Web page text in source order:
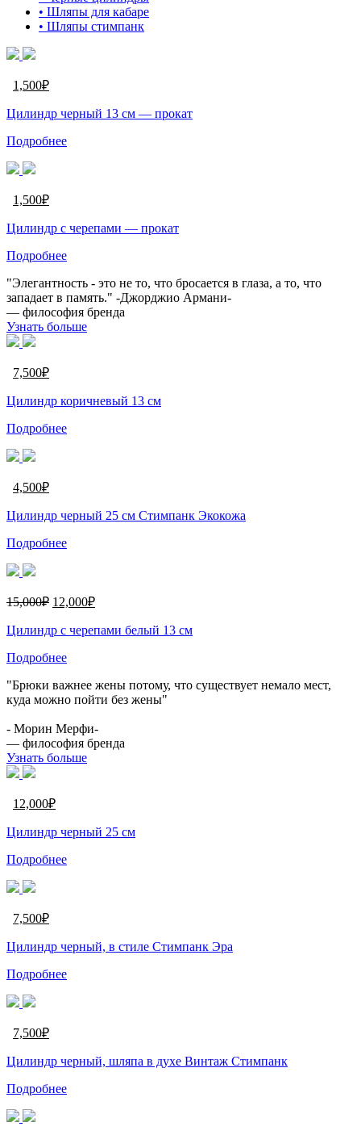
• Шляпы для кабаре
• Шляпы стимпанк
1,500₽
Цилиндр черный 13 см — прокат
Подробнее
1,500₽
Цилиндр c черепами — прокат
Подробнее
"Элегантность - это не то, что бросается в глаза, а то, что
западает в память." -Джорджио Армани-
— философия бренда
Узнать больше
7,500₽
Цилиндр коричневый 13 см
Подробнее
4,500₽
Цилиндр черный 25 см Стимпанк Экокожа
Подробнее
15,000₽ 12,000₽
Цилиндр c черепами белый 13 см
Подробнее
"Брюки важнее жены потому, что существует немало мест,
куда можно пойти без жены"
- Морин Мерфи-
— философия бренда
Узнать больше
12,000₽
Цилиндр черный 25 см
Подробнее
7,500₽
Цилиндр черный, в стиле Стимпанк Эра
Подробнее
7,500₽
Цилиндр черный, шляпа в духе Винтаж Стимпанк
Подробнее